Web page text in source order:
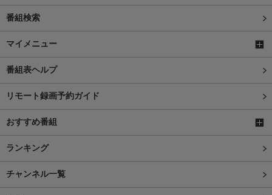
番組検索
マイメニュー
番組表ヘルプ
リモート録画予約ガイド
おすすめ番組
ランキング
チャンネル一覧